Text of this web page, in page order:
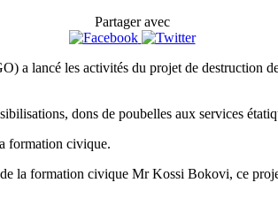
Partager avec
a lancé les activités du projet de
dons de poubelles aux services
formation civique.
la formation civique Mr Kossi Bokovi, ce